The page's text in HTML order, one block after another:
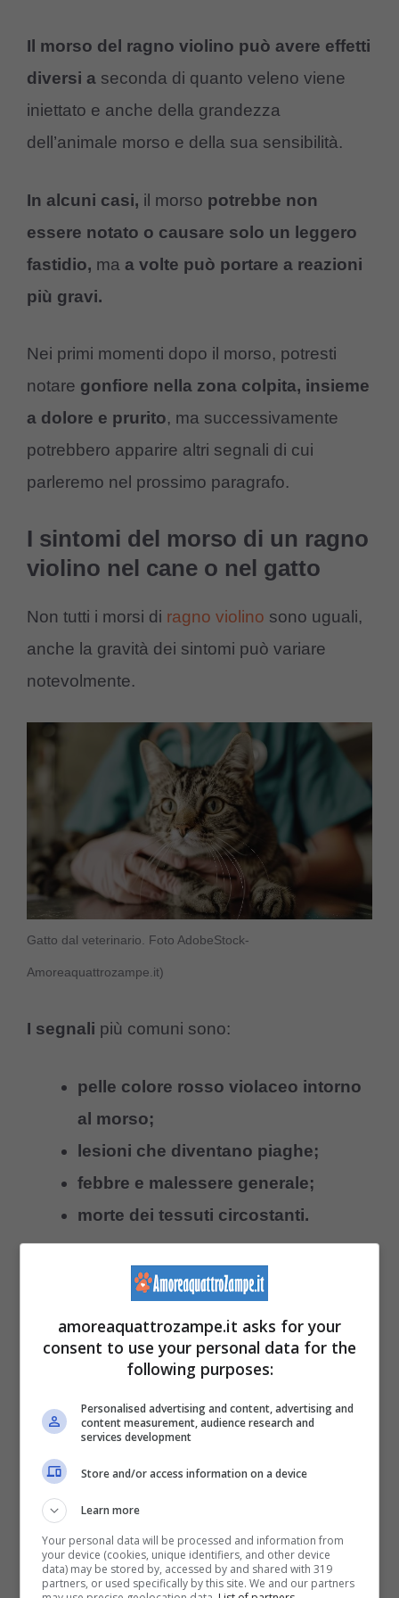
Il morso del ragno violino può avere effetti
diversi a seconda di quanto veleno viene
iniettato e anche della grandezza
dell’animale morso e della sua sensibilità.
In alcuni casi, il morso potrebbe non
essere notato o causare solo un leggero
fastidio, ma a volte può portare a reazioni
più gravi.
Nei primi momenti dopo il morso, potresti
notare gonfiore nella zona colpita, insieme
a dolore e prurito, ma successivamente
potrebbero apparire altri segnali di cui
parleremo nel prossimo paragrafo.
I sintomi del morso di un ragno
violino nel cane o nel gatto
Non tutti i morsi di ragno violino sono uguali,
anche la gravità dei sintomi può variare
notevolmente.
Gatto dal veterinario. Foto AdobeStock-
Amoreaquattrozampe.it)
I segnali più comuni sono:
pelle colore rosso violaceo intorno
al morso;
lesioni che diventano piaghe;
febbre e malessere generale;
morte dei tessuti circostanti.
Complicazioni
Il morso di un ragno violino,può
comportare ilrischio di infezioni graviche
si diffondono facilmente dalla zona del morso
e all’interno organismo.
In alcuni casi, la reazione al veleno
essere particolarmente forte, causando
shock anafilattico e portando adifficoltà
respiratorie o persino al collasso.
amoreaquattrozampe.it asks for your
consent to use your personal data for the
following purposes:
Personalised advertising and content, advertising and
content measurement, audience research and
services development
Store and/or access information on a device
Learn more
Your personal data will be processed and information from
your device (cookies, unique identifiers, and other device
data) may be stored by, accessed by and shared with 319
partners, or used specifically by this site. We and our partners